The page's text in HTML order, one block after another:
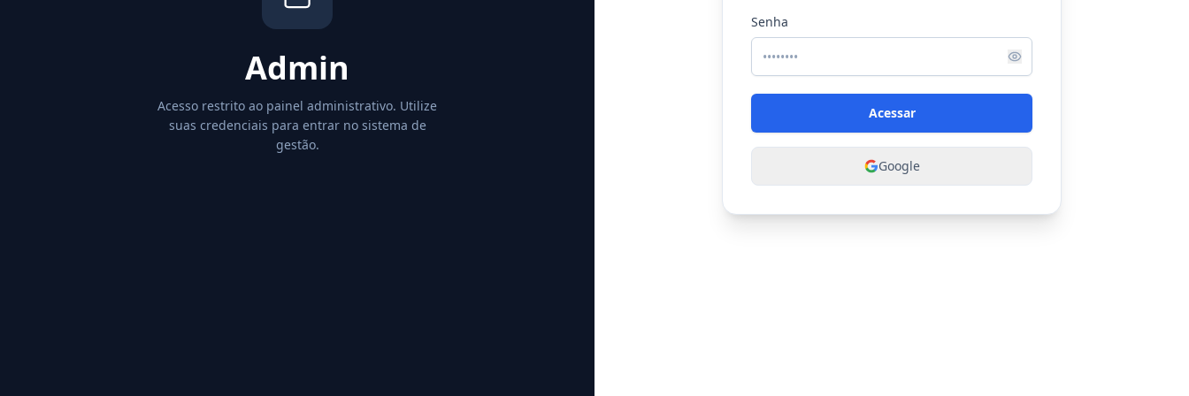
Admin
Acesso restrito ao painel administrativo. Utilize
suas credenciais para entrar no sistema de
gestão.
Senha
Acessar
Google